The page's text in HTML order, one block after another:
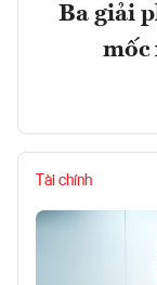
Ba giải
mốc
Tài chính